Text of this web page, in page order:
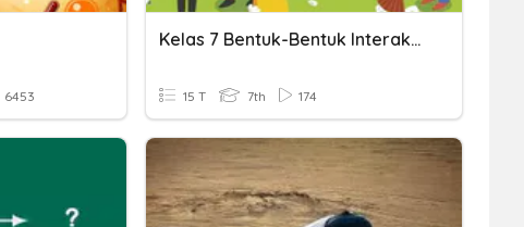
6453
Kelas 7 Bentuk-Bentuk Interaksi Sosial
15 T 7th 174